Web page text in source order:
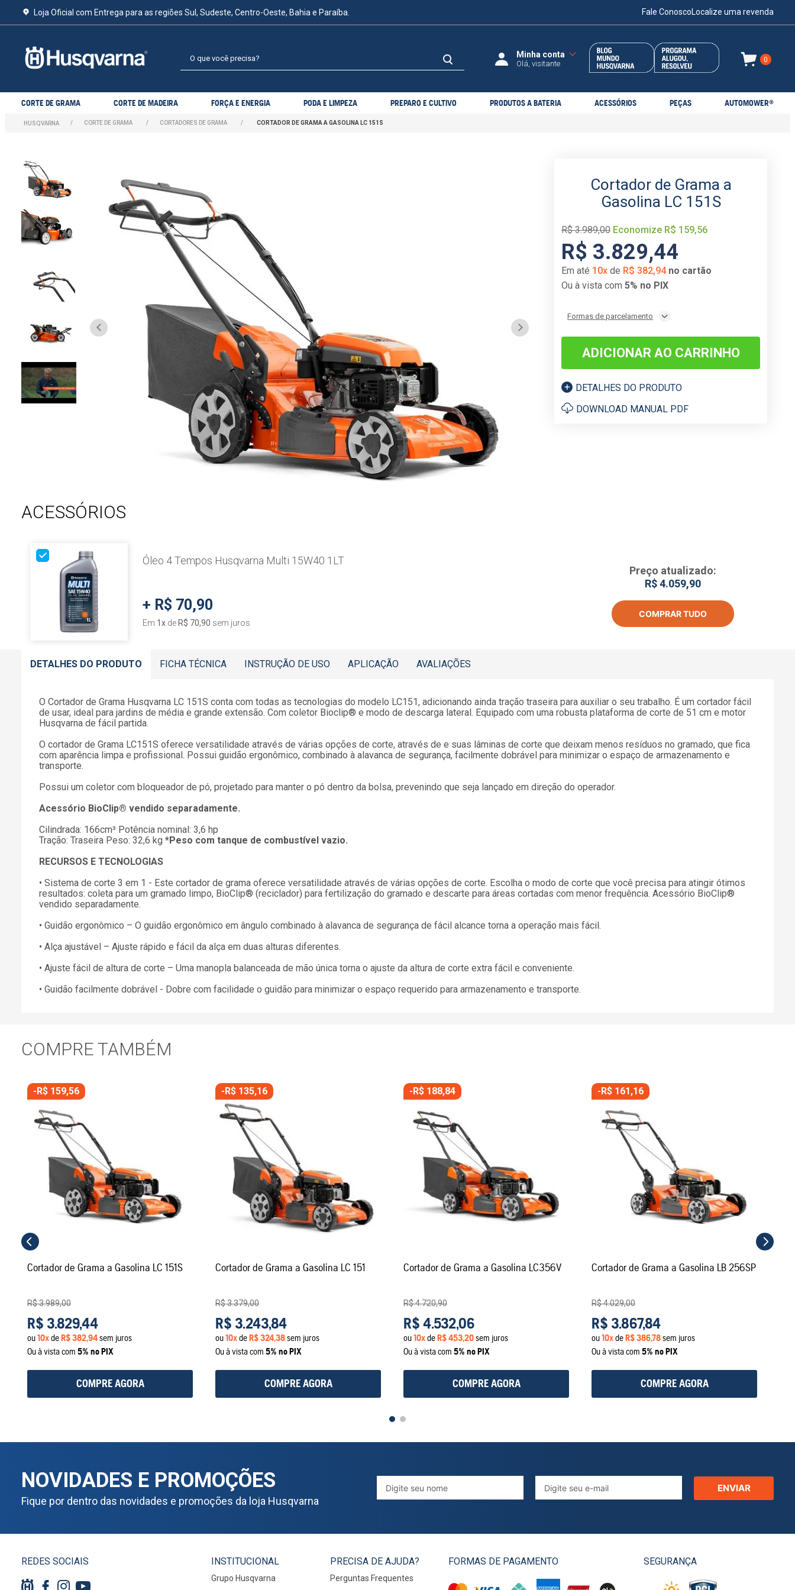
Loja Oficial com Entrega para as regiões Sul, Sudeste, Centro-Oeste, Bahia e Paraíba. Fale ConoscoLocalize uma revenda
Olá, visitante 0
CORTE DE GRAMA CORTE DE MADEIRA FORÇA E ENERGIA PODA E LIMPEZA PREPARO E CULTIVO PRODUTOS A BATERIA ACESSÓRIOS PEÇAS AUTOMOWER®
CORTE DE GRAMA CORTADORES DE GRAMA CORTADOR DE GRAMA A GASOLINA LC 151S
Cortador de Grama a
Gasolina LC 151S
R$ 3.989,00 Economize R$ 159,56
R$ 3.829,44
Em até 10x de R$ 382,94 no cartão
Ou à vista com5% no PIX
Formas de parcelamento
ADICIONAR AO CARRINHO
DETALHES DO PRODUTO
DOWNLOAD MANUAL PDF
ACESSÓRIOS
Óleo 4 Tempos Husqvarna Multi 15W40 1LT
+ R$ 70,90
Em 1x de R$ 70,90 sem juros
Preço atualizado:
R$ 4.059,90
COMPRAR TUDO
DETALHES DO PRODUTO FICHA TÉCNICA INSTRUÇÃO DE USO APLICAÇÃO AVALIAÇÕES
O Cortador de Grama Husqvarna LC 151S conta com todas as tecnologias do modelo LC151, adicionando ainda tração traseira para auxiliar o seu trabalho. É um cortador fácil
de usar, ideal para jardins de média e grande extensão. Com coletor Bioclip® e modo de descarga lateral. Equipado com uma robusta plataforma de corte de 51 cm e motor
Husqvarna de fácil partida.
O cortador de Grama LC151S oferece versatilidade através de várias opções de corte, através de e suas lâminas de corte que deixam menos resíduos no gramado, que fica
com aparência limpa e profissional. Possui guidão ergonômico, combinado à alavanca de segurança, facilmente dobrável para minimizar o espaço de armazenamento e
transporte.
Possui um coletor com bloqueador de pó, projetado para manter o pó dentro da bolsa, prevenindo que seja lançado em direção do operador.
Acessório BioClip® vendido separadamente.
Cilindrada: 166cm³ Potência nominal: 3,6 hp
Tração: Traseira Peso: 32,6 kg *Peso com tanque de combustível vazio.
RECURSOS E TECNOLOGIAS
• Sistema de corte 3 em 1 - Este cortador de grama oferece versatilidade através de várias opções de corte. Escolha o modo de corte que você precisa para atingir ótimos
resultados: coleta para um gramado limpo, BioClip® (reciclador) para fertilização do gramado e descarte para áreas cortadas com menor frequência. Acessório BioClip®
vendido separadamente.
• Guidão ergonômico – O guidão ergonômico em ângulo combinado à alavanca de segurança de fácil alcance torna a operação mais fácil.
• Alça ajustável – Ajuste rápido e fácil da alça em duas alturas diferentes.
• Ajuste fácil de altura de corte – Uma manopla balanceada de mão única torna o ajuste da altura de corte extra fácil e conveniente.
• Guidão facilmente dobrável - Dobre com facilidade o guidão para minimizar o espaço requerido para armazenamento e transporte.
COMPRE TAMBÉM
-R$ 159,56
Cortador de Grama a Gasolina LC 151S
R$3.989,00
R$ 3.829,44
ou10xdeR$382,94sem juros
Ou à vista com 5% no PIX
COMPRE AGORA
-R$ 135,16
Cortador de Grama a Gasolina LC 151
R$3.379,00
R$ 3.243,84
ou10xdeR$324,38sem juros
Ou à vista com 5% no PIX
COMPRE AGORA
-R$ 188,84
Cortador de Grama a Gasolina LC356V
R$4.720,90
R$ 4.532,06
ou10xdeR$453,20sem juros
Ou à vista com 5% no PIX
COMPRE AGORA
-R$ 161,16
Cortador de Grama a Gasolina LB 256SP
R$4.029,00
R$ 3.867,84
ou10xdeR$386,78sem juros
Ou à vista com 5% no PIX
COMPRE AGORA
NOVIDADES E PROMOÇÕES
Fique por dentro das novidades e promoções da loja Husqvarna
ENVIAR
REDES SOCIAIS INSTITUCIONAL
Grupo Husqvarna
PRECISA DE AJUDA?
Perguntas Frequentes
FORMAS DE PAGAMENTO SEGURANÇA